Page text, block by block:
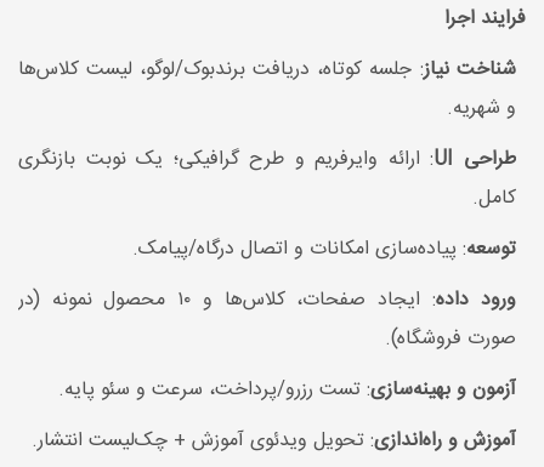
فرایند اجرا
شناخت نیاز: جلسه کوتاه، دریافت برندبوک/لوگو، لیست کلاس‌ها
و شهریه.
طراحی UI
: ارائه وایرفریم و طرح گرافیکی؛ یک نوبت بازنگری
کامل.
توسعه: پیاده‌سازی امکانات و اتصال درگاه/پیامک.
ورود داده
: ایجاد صفحات، کلاس‌ها و ۱۰ محصول نمونه (در
صورت فروشگاه).
آزمون و بهینه‌سازی: تست رزرو/پرداخت، سرعت و سئو پایه.
آموزش و راه‌اندازی: تحویل ویدئوی آموزش + چک‌لیست انتشار.